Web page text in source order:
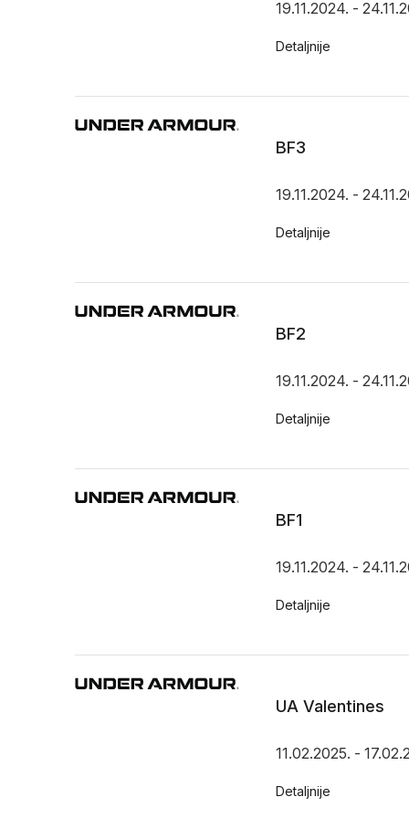
19.11.2024. -
Detaljnije
BF3
19.11.2024. -
Detaljnije
BF2
19.11.2024. -
Detaljnije
BF1
19.11.2024. -
Detaljnije
UA Valentines
11.02.2025. -
Detaljnije